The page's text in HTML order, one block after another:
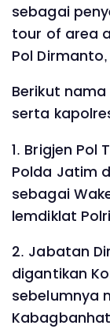
sebagai
tour of area
Pol
Berikut
serta
1. Brigjen Pol
Polda Jatim
sebagai
lemdiklat
2. Jabatan
digantikan
sebelumnya